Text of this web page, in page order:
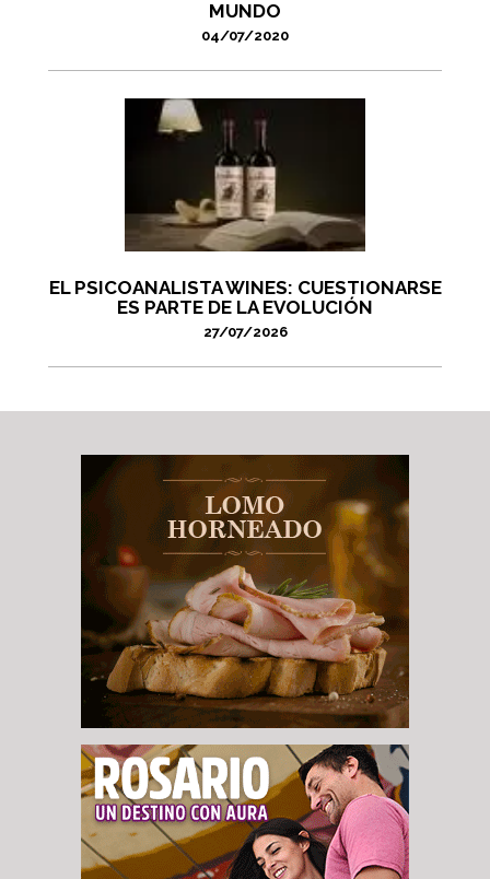
MUNDO
04/07/2020
EL PSICOANALISTA WINES: CUESTIONARSE
ES PARTE DE LA EVOLUCIÓN
27/07/2026